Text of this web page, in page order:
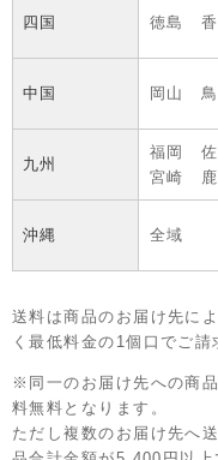
四国 徳島
中国 岡山
九州
福岡
宮崎 鹿
沖縄 全域
送料は商品のお届け先に
く最低料金の1個口でご請
※同一のお届け先への商
料無料となります。
ただし複数のお届け先へ